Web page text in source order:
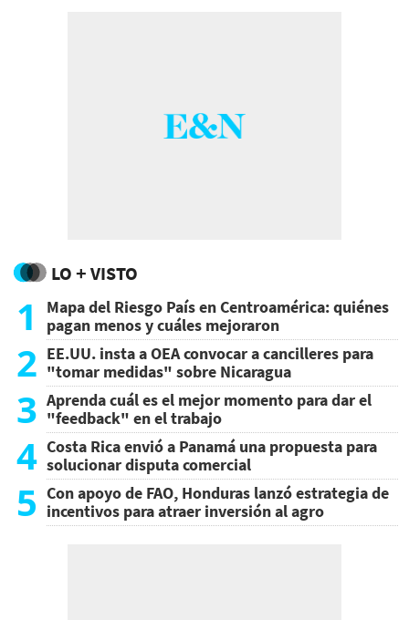
LO + VISTO
1
Mapa del Riesgo País en Centroamérica: quiénes
pagan menos y cuáles mejoraron
2 EE.UU. insta a OEA convocar a cancilleres para
"tomar medidas" sobre Nicaragua
3 Aprenda cuál es el mejor momento para dar el
"feedback" en el trabajo
4 Costa Rica envió a Panamá una propuesta para
solucionar disputa comercial
5 Con apoyo de FAO, Honduras lanzó estrategia de
incentivos para atraer inversión al agro